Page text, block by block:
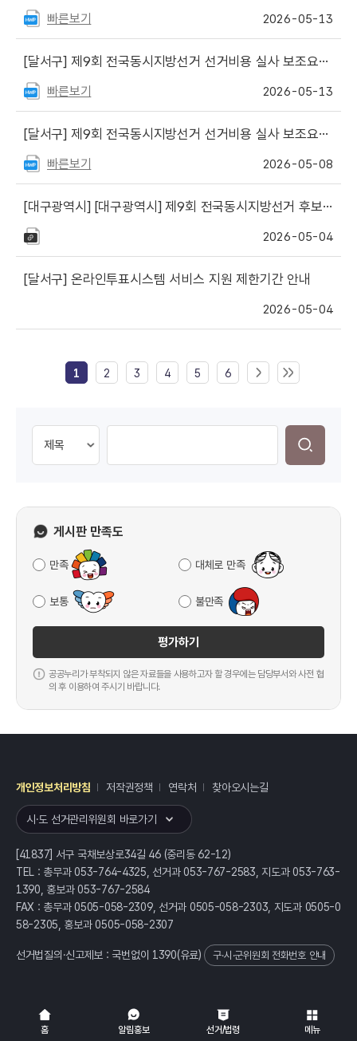
홈 알림홍보 선거/법령 메뉴
빠른보기 2026-05-13
[달서구] 제9회 전국동시지방선거 선거비용 실사 보조요원 최종합격자 공고
빠른보기 2026-05-13
[달서구] 제9회 전국동시지방선거 선거비용 실사 보조요원 서류전형 합격자 및 면접일정 변경 공고
빠른보기 2026-05-08
[대구광역시] [대구광역시] 제9회 전국동시지방선거 후보자를 위한 신고, 신청 서식 게시
2026-05-04
[달서구] 온라인투표시스템 서비스 지원 제한기간 안내
2026-05-04
1 2 3 4 5 6
게시판 만족도
만족 대체로 만족
보통 불만족
평가하기
공공누리가 부착되지 않은 자료들을 사용하고자 할 경우에는 담당부서와 사전 협
의 후 이용하여 주시기 바랍니다.
개인정보처리방침 저작권정책 연락처 찾아오시는길
시·도 선거관리위원회 바로가기
[41837] 서구 국채보상로34길 46 (중리동 62-12)
TEL : 총무과 053-764-4325, 선거과 053-767-2583, 지도과 053-763-
1390, 홍보과 053-767-2584
FAX : 총무과 0505-058-2309, 선거과 0505-058-2303, 지도과 0505-0
58-2305, 홍보과 0505-058-2307
선거법질의·신고제보 : 국번없이 1390(유료) 구·시·군위원회 전화번호 안내